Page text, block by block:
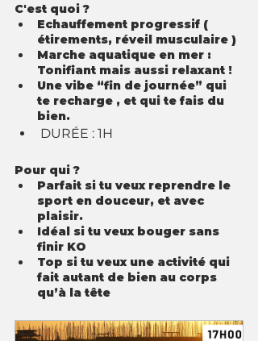
C'est quoi ?
Echauffement progressif (
étirements, réveil musculaire )
Marche aquatique en mer :
Tonifiant mais aussi relaxant !
Une vibe “fin de journée” qui
te recharge , et qui te fais du
bien.
DURÉE : 1H
Pour qui ?
Parfait si tu veux reprendre le
sport en douceur, et avec
plaisir.
Idéal si tu veux bouger sans
finir KO
Top si tu veux une activité qui
fait autant de bien au corps
qu’à la tête